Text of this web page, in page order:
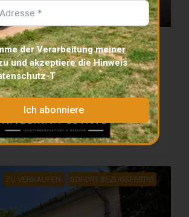
SOFORT BEZUGSFERTIG PANORAMA
Verkauf in Bedegkér | 3 ha
Details
ZU VERKAUFEN SOFORT BEZUGSFERTIG
der Verarbeitung meiner
und akzeptiere dieHinweis
-T
Ich abonniere